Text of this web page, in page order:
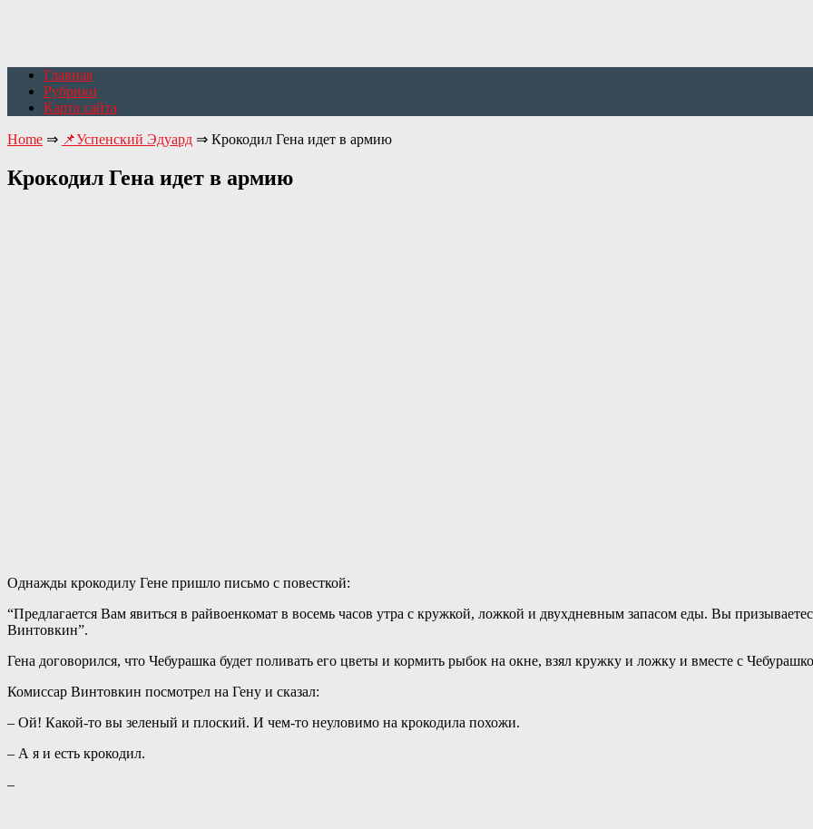
Главная
Рубрики
Карта сайта
Home ⇒ 📌Успенский Эдуард ⇒ Крокодил Гена идет в армию
Крокодил Гена идет в армию
Однажды крокодилу Гене пришло письмо с повесткой:
“Предлагается Вам явиться в райвоенкомат в восемь часов утра с кружкой, ложкой и двухдневным запасом еды. Вы
Винтовкин”.
Гена договорился, что Чебурашка будет поливать его цветы и кормить рыбок на окне, взял кружку и ложку и вместе с
Комиссар Винтовкин посмотрел на Гену и сказал:
– Ой! Какой-то вы зеленый и плоский. И чем-то неуловимо на крокодила похожи.
– А я и есть крокодил.
–